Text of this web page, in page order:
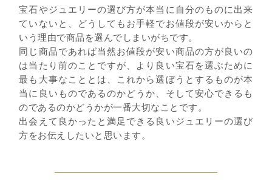
宝石やジュエリーの選び方が本当に自分のものに出来
ていないと、どうしてもお手軽でお値段が安いからと
いう理由で商品を選んでしまいがちです。
同じ商品であれば当然お値段が安い商品の方が良いの
は当たり前のことですが、より良い宝石を選ぶために
最も大事なこととは、これから選ぼうとするものが本
当に良いものであるのかどうか、そして安心できるも
のであるのかどうかが一番大切なことです。
出会えて良かったと満足できる良いジュエリーの選び
方をお伝えしたいと思います。